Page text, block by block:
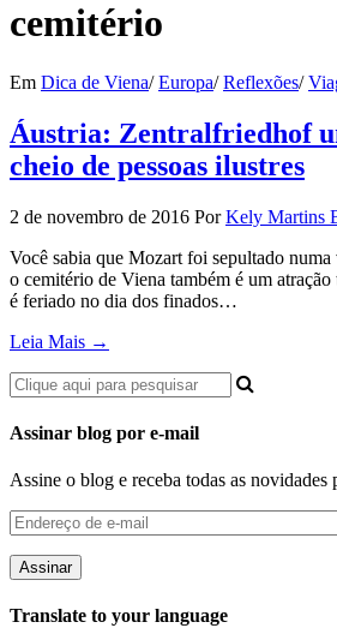
cemitério
Em Dica de Viena/ Europa/ Reflexões/
Áustria: Zentralfriedhof
cheio de pessoas ilustres
2 de novembro de 2016 Por Kely Martins
Você sabia que Mozart foi sepultado
o cemitério de Viena também é um
é feriado no dia dos finados…
Leia Mais →
Assinar blog por e-mail
Assine o blog e receba todas as novidades
Endereço
de
e-
mail
Translate to your language